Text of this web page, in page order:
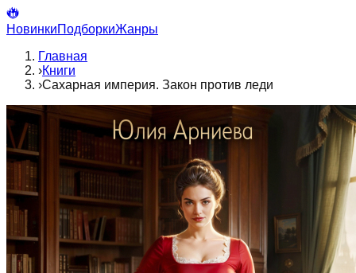
НовинкиПодборкиЖанры
Главная
›Книги
›Сахарная империя. Закон против леди